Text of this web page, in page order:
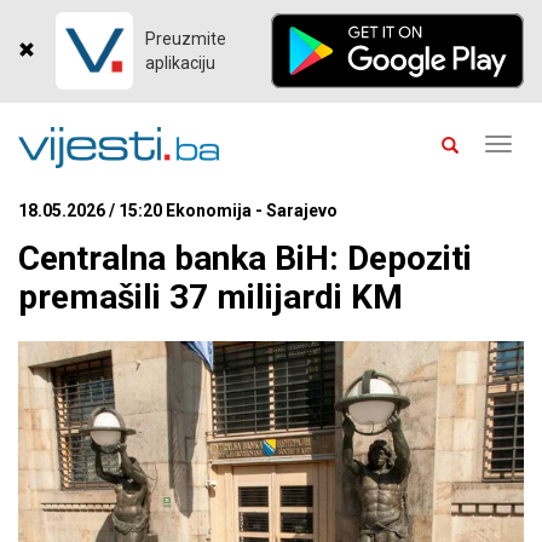
Preuzmite
aplikaciju
18.05.2026 / 15:20 Ekonomija - Sarajevo
Centralna banka BiH: Depoziti
premašili 37 milijardi KM